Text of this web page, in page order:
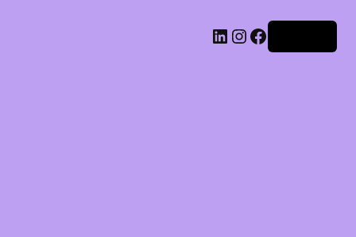
LinkedIn
Instagram
Facebook